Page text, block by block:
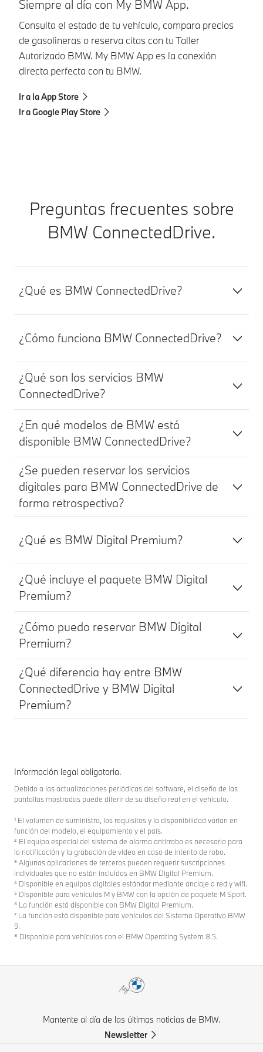
Siempre al día con My BMW App.
Consulta el estado de tu vehículo, compara precios
de gasolineras o reserva citas con tu Taller
Autorizado BMW. My BMW App es la conexión
directa perfecta con tu BMW.
Ir a la App Store
Ir a Google Play Store
Preguntas frecuentes sobre
BMW ConnectedDrive.
¿Qué es BMW ConnectedDrive?
¿Cómo funciona BMW ConnectedDrive?
¿Qué son los servicios BMW
ConnectedDrive?
¿En qué modelos de BMW está
disponible BMW ConnectedDrive?
¿Se pueden reservar los servicios
digitales para BMW ConnectedDrive de
forma retrospectiva?
¿Qué es BMW Digital Premium?
¿Qué incluye el paquete BMW Digital
Premium?
¿Cómo puedo reservar BMW Digital
Premium?
¿Qué diferencia hay entre BMW
ConnectedDrive y BMW Digital
Premium?
Información legal obligatoria.
Debido a las actualizaciones periódicas del software, el diseño de las
pantallas mostradas puede diferir de su diseño real en el vehículo.
¹ El volumen de suministro, los requisitos y la disponibilidad varían en
función del modelo, el equipamiento y el país.
² El equipo especial del sistema de alarma antirrobo es necesario para
la notificación y la grabación de vídeo en caso de intento de robo.
³ Algunas aplicaciones de terceros pueden requerir suscripciones
individuales que no están incluidas en BMW Digital Premium.
⁴ Disponible en equipos digitales estándar mediante anclaje a red y wifi.
⁵ Disponible para vehículos M y BMW con la opción de paquete M Sport.
⁶ La función está disponible con BMW Digital Premium.
⁷ La función está disponible para vehículos del Sistema Operativo BMW
9.
⁸ Disponible para vehículos con el BMW Operating System 8.5.
Mantente al día de las últimas noticias de BMW.
Newsletter